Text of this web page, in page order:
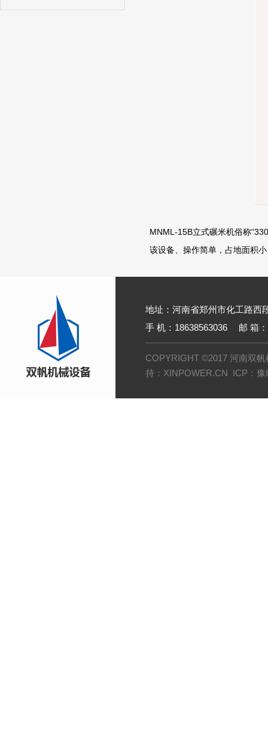
MNML-15B立式碾米机俗称
该设备、操作简单，占地面积
地址：河南省郑州市化工路西
手 机：18638563036
邮 箱
COPYRIGHT ©2017 河南双
持： XINPOWER.CN ICP： 豫